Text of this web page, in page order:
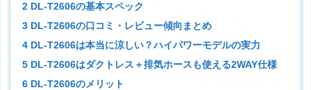
2 DL-T2606の基本スペック
3 DL-T2606の口コミ・レビュー傾向まとめ
4 DL-T2606は本当に涼しい？ハイパワーモデルの実力
5 DL-T2606はダクトレス＋排気ホースも使える2WAY仕様
6 DL-T2606のメリット